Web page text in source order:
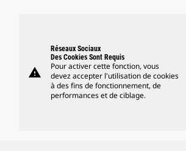
warning
Réseaux Sociaux
Des Cookies Sont Requis
Pour activer cette fonction, vous
devez accepter l'utilisation de cookies
à des fins de fonctionnement, de
performances et de ciblage.